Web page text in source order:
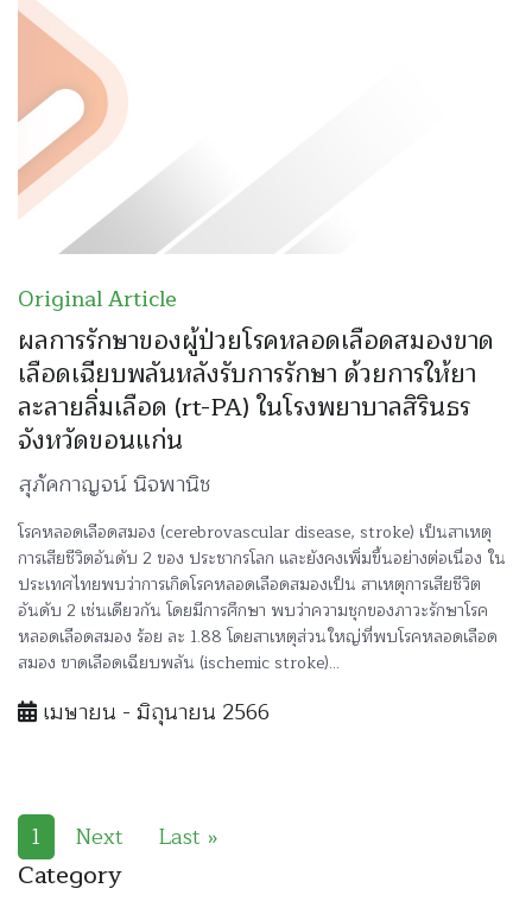
Original Article
ผลการรักษาของผู้ป่วยโรคหลอดเลือดสมองขาด
เลือดเฉียบพลันหลังรับการรักษา ด้วยการให้ยา
ละลายลิ่มเลือด (rt-PA) ในโรงพยาบาลสิรินธร
จังหวัดขอนแก่น
สุภัคกาญจน์ นิจพานิช
โรคหลอดเลือดสมอง (cerebrovascular disease, stroke) เป็นสาเหตุ
การเสียชีวิตอันดับ 2 ของ ประชากรโลก และยังคงเพิ่มขึ้นอย่างต่อเนื่อง ใน
ประเทศไทยพบว่าการเกิดโรคหลอดเลือดสมองเป็น สาเหตุการเสียชีวิต
อันดับ 2 เช่นเดียวกัน โดยมีการศึกษา พบว่าความชุกของภาวะรักษาโรค
หลอดเลือดสมอง ร้อย ละ 1.88 โดยสาเหตุส่วนใหญ่ที่พบโรคหลอดเลือด
สมอง ขาดเลือดเฉียบพลัน (ischemic stroke)...
เมษายน - มิถุนายน 2566
1 Next Last »
Category